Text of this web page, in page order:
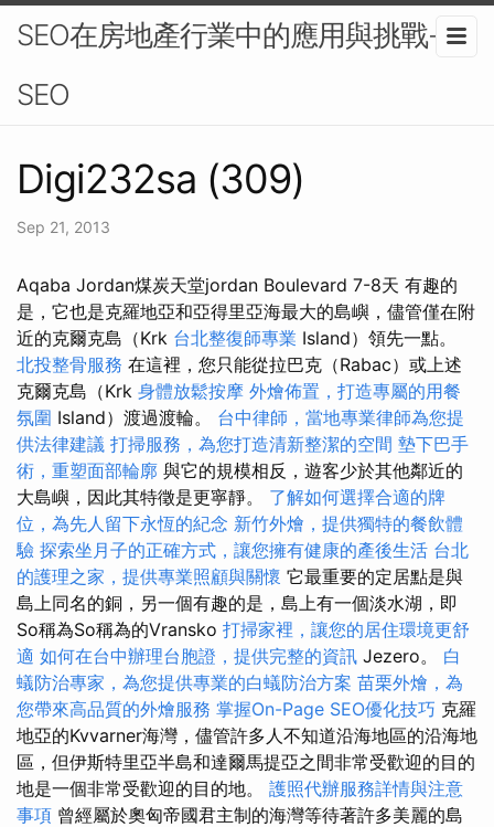
SEO在房地產行業中的應用與挑戰-
SEO
Digi232sa (309)
Sep 21, 2013
Aqaba Jordan煤炭天堂jordan Boulevard 7-8天 有趣的
是，它也是克羅地亞和亞得里亞海最大的島嶼，儘管僅在附
近的克爾克島（Krk 台北整復師專業 Island）領先一點。
北投整骨服務 在這裡，您只能從拉巴克（Rabac）或上述
克爾克島（Krk 身體放鬆按摩 外燴佈置，打造專屬的用餐
氛圍 Island）渡過渡輪。 台中律師，當地專業律師為您提
供法律建議 打掃服務，為您打造清新整潔的空間 墊下巴手
術，重塑面部輪廓 與它的規模相反，遊客少於其他鄰近的
大島嶼，因此其特徵是更寧靜。 了解如何選擇合適的牌
位，為先人留下永恆的紀念 新竹外燴，提供獨特的餐飲體
驗 探索坐月子的正確方式，讓您擁有健康的產後生活 台北
的護理之家，提供專業照顧與關懷 它最重要的定居點是與
島上同名的銅，另一個有趣的是，島上有一個淡水湖，即
So稱為So稱為的Vransko 打掃家裡，讓您的居住環境更舒
適 如何在台中辦理台胞證，提供完整的資訊 Jezero。 白
蟻防治專家，為您提供專業的白蟻防治方案 苗栗外燴，為
您帶來高品質的外燴服務 掌握On-Page SEO優化技巧 克羅
地亞的Kvvarner海灣，儘管許多人不知道沿海地區的沿海地
區，但伊斯特里亞半島和達爾馬提亞之間非常受歡迎的目的
地是一個非常受歡迎的目的地。 護照代辦服務詳情與注意
事項 曾經屬於奧匈帝國君主制的海灣等待著許多美麗的島